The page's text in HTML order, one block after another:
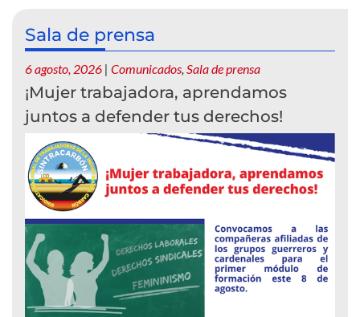
Sala de prensa
6 agosto, 2026 | Comunicados, Sala de prensa
¡Mujer trabajadora, aprendamos
juntos a defender tus derechos!